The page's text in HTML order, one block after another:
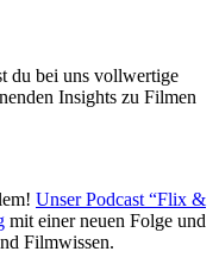
du bei uns vollwertige
Insights zu Filmen
Unser Podcast “Flix &
mit einer neuen Folge und
Filmwissen.